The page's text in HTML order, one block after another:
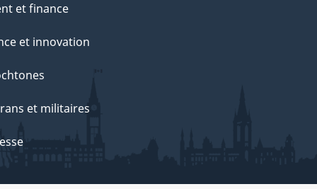
et finance
et innovation
et militaires